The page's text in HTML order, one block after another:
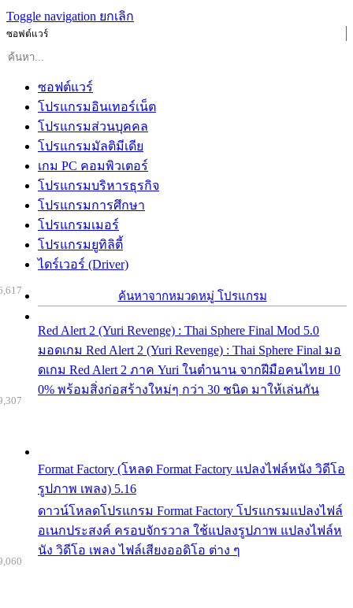
Toggle navigation ยกเลิก
ซอฟต์แวร์
ซอฟต์แวร์
โปรแกรมอินเทอร์เน็ต
โปรแกรมส่วนบุคคล
โปรแกรมมัลติมีเดีย
เกม PC คอมพิวเตอร์
โปรแกรมบริหารธุรกิจ
โปรแกรมการศึกษา
โปรแกรมเมอร์
โปรแกรมยูทิลิตี้
ไดร์เวอร์ (Driver)
ค้นหาจากหมวดหมู่ โปรแกรม
Red Alert 2 (Yuri Revenge) : Thai Sphere Final Mod 5.0
มอดเกม Red Alert 2 (Yuri Revenge) : Thai Sphere Final มอ
ดเกม Red Alert 2 ภาค Yuri ในตำนาน จากฝีมือคนไทย 10
0% พร้อมสิ่งก่อสร้างใหม่ๆ กว่า 30 ชนิด มาให้เล่นกัน
Format Factory (โหลด Format Factory แปลงไฟล์หนัง วิดีโอ
รูปภาพ เพลง) 5.16
ดาวน์โหลดโปรแกรม Format Factory โปรแกรมแปลงไฟล์
อเนกประสงค์ ครอบจักรวาล ใช้แปลงรูปภาพ แปลงไฟล์ห
นัง วิดีโอ เพลง ไฟล์เสียงออดิโอ ต่าง ๆ